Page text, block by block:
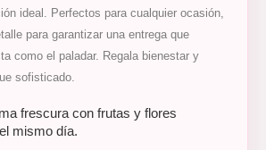
ideal. Perfectos para cualquier ocasión,
para garantizar una entrega que
como el paladar. Regala bienestar y
sofisticado.
frescura con frutas y flores
mismo día.